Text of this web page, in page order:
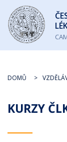
Česká
lékařská
komora
KURZY
DOMŮ